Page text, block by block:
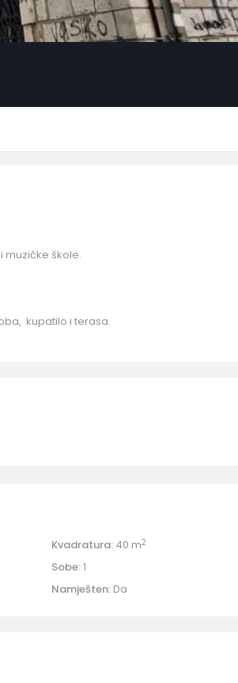
muzičke škole.
kupatilo i terasa.
Kvadratura: 40 m2
Sobe:1
Namješten: Da